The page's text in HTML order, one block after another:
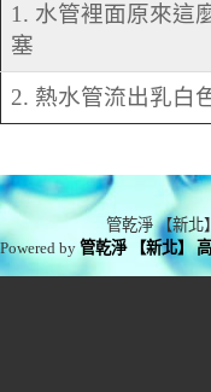
1. 水管裡面原來這
塞
2. 熱水管流出乳白
管乾淨 【新北
Powered by管乾淨 【新北】